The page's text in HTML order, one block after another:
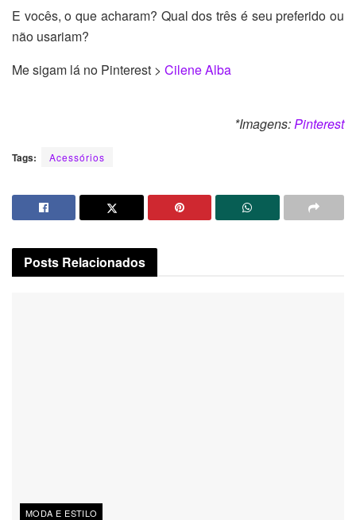
E vocês, o que acharam? Qual dos três é seu preferido ou
não usariam?
Me sigam lá no Pinterest > Cilene Alba
*Imagens:Pinterest
Tags: Acessórios
Posts Relacionados
MODA E ESTILO